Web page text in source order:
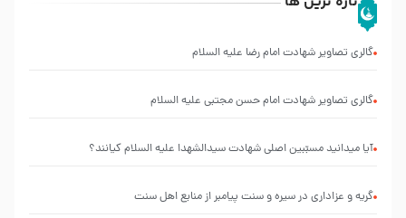
گالری تصاویر شهادت امام رضا علیه السلام
گالری تصاویر شهادت امام حسن مجتبی علیه السلام
آیا میدانید مسبّبین اصلی شهادت سیدالشهدا علیه ‌السلام کیانند؟
گریه و عزاداری در سیره و سنت پیامبر از منابع اهل سنت